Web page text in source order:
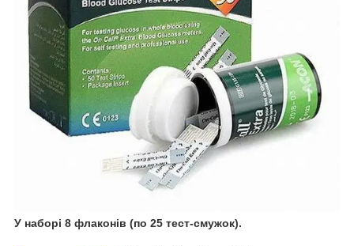
У наборі 8 флаконів (по 25 тест-смужок).